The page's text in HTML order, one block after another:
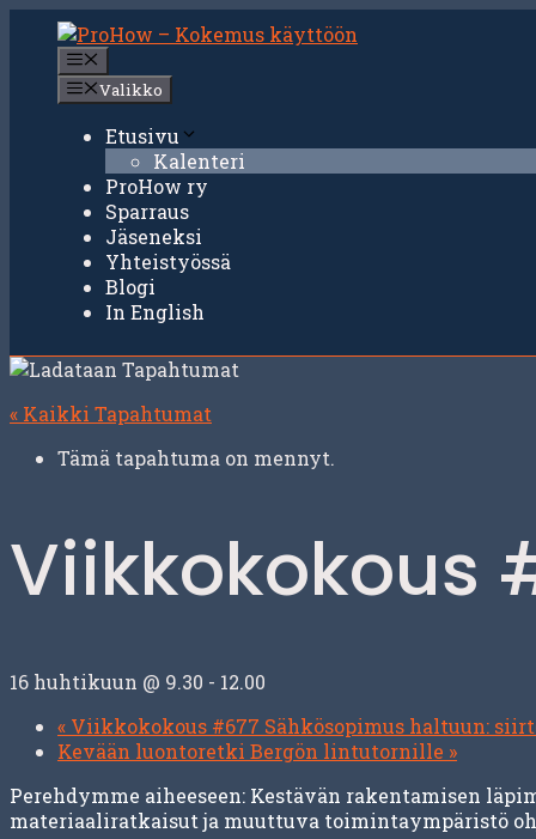
Siirry
sisältöön
Valikko
Etusivu
Kalenteri
ProHow ry
Sparraus
Jäseneksi
Yhteistyössä
Blogi
In English
« Kaikki Tapahtumat
Tämä tapahtuma on mennyt.
Viikkokokous
16 huhtikuun @ 9.30 - 12.00
« Viikkokokous #677 Sähkösopimus haltuun:
Kevään luontoretki Bergön lintutornille »
Perehdymme aiheeseen: Kestävän rakentamisen
materiaaliratkaisut ja muuttuva toimintaympäristö